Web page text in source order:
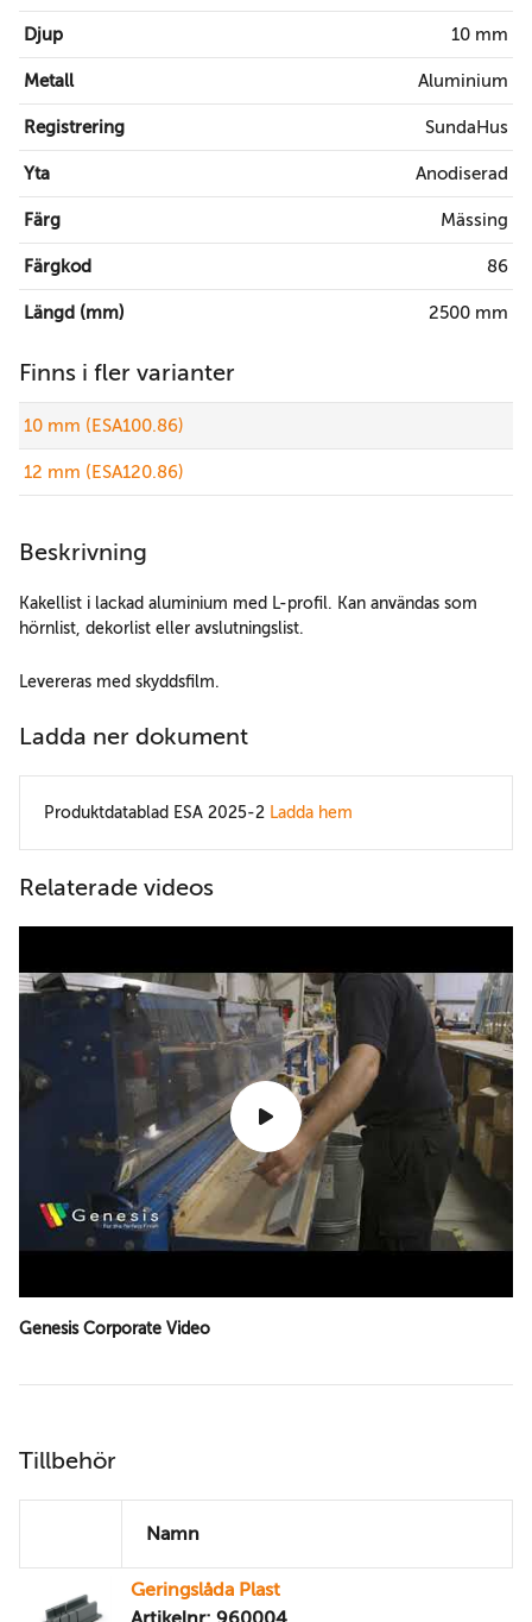
Djup 10 mm
Metall Aluminium
Registrering SundaHus
Yta Anodiserad
Färg Mässing
Färgkod 86
Längd (mm) 2500 mm
Finns i fler varianter
10 mm (ESA100.86)
12 mm (ESA120.86)
Beskrivning
Kakellist i lackad aluminium med L-profil. Kan användas som
hörnlist, dekorlist eller avslutningslist.
Levereras med skyddsfilm.
Ladda ner dokument
Produktdatablad ESA 2025-2 Ladda hem
Relaterade videos
Genesis Corporate Video
Tillbehör
Namn
Geringslåda Plast